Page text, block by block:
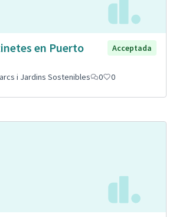
en Puerto
Acceptada
i Jardins Sostenibles 0 0